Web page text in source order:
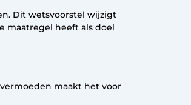
Dit wetsvoorstel wijzigt
maatregel heeft als doel
maakt het voor